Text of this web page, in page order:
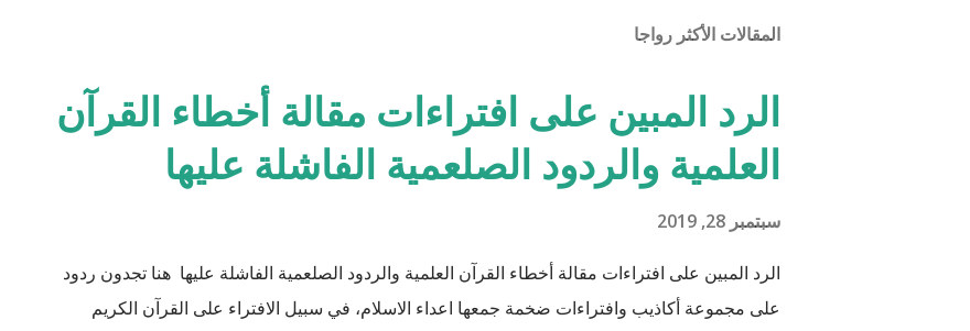
المقالات الأكثر رواجا
الرد المبين على افتراءات مقالة أخطاء القرآن
العلمية والردود الصلعمية الفاشلة عليها
سبتمبر 28, 2019
الرد المبين على افتراءات مقالة أخطاء القرآن العلمية والردود الصلعمية الفاشلة عليها هنا تجدون ردود
على مجموعة أكاذيب وافتراءات ضخمة جمعها اعداء الاسلام، في سبيل الافتراء على القرآن الكريم